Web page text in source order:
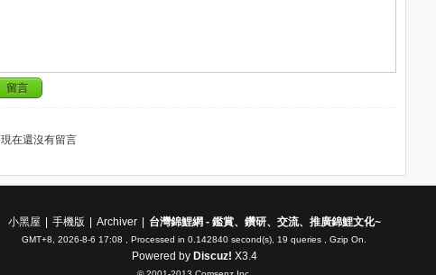
留言
現在還沒有留言
小黑屋 手機版 Archiver 台灣錦鯉網 - 鑑賞、鑽研、交流、推廣錦鯉文化~
GMT+8, 2026-8-6 17:08 , Processed in 0.142840 second(s), 19 queries , Gzip On.
Powered by Discuz! X3.4